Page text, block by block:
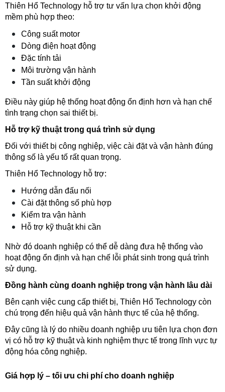
Thiên Hổ Technology hỗ trợ tư vấn lựa chọn khởi động
mềm phù hợp theo:
Công suất motor
Dòng điện hoạt động
Đặc tính tải
Môi trường vận hành
Tần suất khởi động
Điều này giúp hệ thống hoạt động ổn định hơn và hạn chế
tình trạng chọn sai thiết bị.
Hỗ trợ kỹ thuật trong quá trình sử dụng
Đối với thiết bị công nghiệp, việc cài đặt và vận hành đúng
thông số là yếu tố rất quan trọng.
Thiên Hổ Technology hỗ trợ:
Hướng dẫn đấu nối
Cài đặt thông số phù hợp
Kiểm tra vận hành
Hỗ trợ kỹ thuật khi cần
Nhờ đó doanh nghiệp có thể dễ dàng đưa hệ thống vào
hoạt động ổn định và hạn chế lỗi phát sinh trong quá trình
sử dụng.
Đồng hành cùng doanh nghiệp trong vận hành lâu dài
Bên cạnh việc cung cấp thiết bị, Thiên Hổ Technology còn
chú trọng đến hiệu quả vận hành thực tế của hệ thống.
Đây cũng là lý do nhiều doanh nghiệp ưu tiên lựa chọn đơn
vị có hỗ trợ kỹ thuật và kinh nghiệm thực tế trong lĩnh vực tự
động hóa công nghiệp.
Giá hợp lý – tối ưu chi phí cho doanh nghiệp